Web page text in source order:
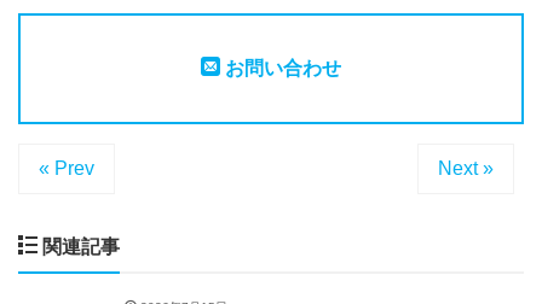
お問い合わせ
« Prev Next »
関連記事